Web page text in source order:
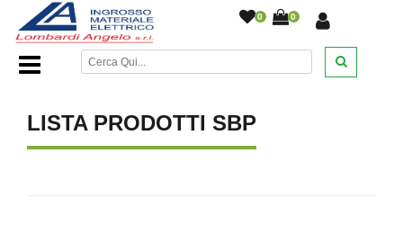
0 0
Home Page/
LISTA PRODOTTI SBP